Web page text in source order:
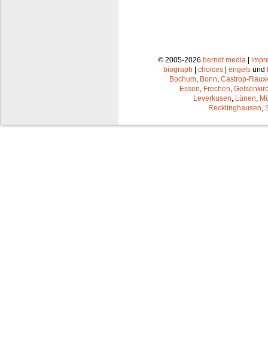
© 2005-2026 berndt media |
biograph | choices | engels und
Bochum Bonn Castrop-
Essen Frechen
Leverkusen Lünen
Recklinghausen